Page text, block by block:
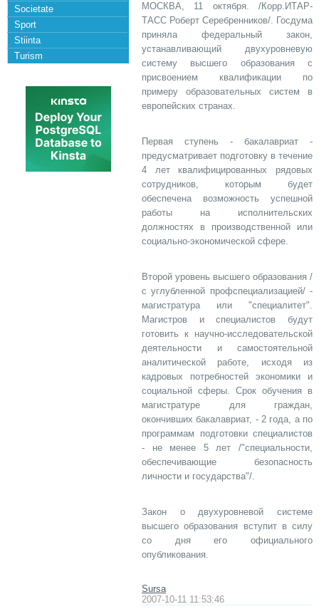
Societate
Sport
Stiinta
Turism
МОСКВА, 11 октября. /Корр.ИТАР-
ТАСС Роберт Серебренников/. Госдума
приняла федеральный закон,
устанавливающий двухуровневую
систему высшего образования с
присвоением квалификации по
примеру образовательных систем в
европейских странах.
Первая ступень - бакалавриат -
предусматривает подготовку в течение
4 лет квалифицированных рядовых
сотрудников, которым будет
обеспечена возможность успешной
работы на исполнительских
должностях в производственной или
социально-экономической сфере.
Второй уровень высшего образования /
с углубленной профспециализацией/ -
магистратура или "специалитет".
Магистров и специалистов будут
готовить к научно-исследовательской
деятельности и самостоятельной
аналитической работе, исходя из
кадровых потребностей экономики и
социальной сферы. Срок обучения в
магистратуре для граждан,
окончивших бакалавриат, - 2 года, а по
программам подготовки специалистов
- не менее 5 лет /"специальности,
обеспечивающие безопасность
личности и государства"/.
Закон о двухуровневой системе
высшего образования вступит в силу
со дня его официального
опубликования.
Sursa
2007-10-11 11:53:46